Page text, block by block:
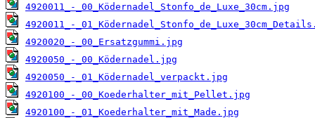
4920011_-_00_Ködernadel_Stonfo_de_Luxe_30cm.jpg
4920011_-
4920020_-_00_Ersatzgummi.jpg
4920050_-_00_Ködernadel.jpg
4920050_-_01_Ködernadel_verpackt.jpg
4920100_-_00_Koederhalter_mit_Pellet.jpg
4920100_-_01_Koederhalter_mit_Made.jpg